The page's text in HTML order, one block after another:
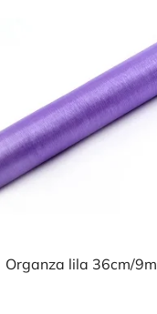
Organza lila 36cm/9m